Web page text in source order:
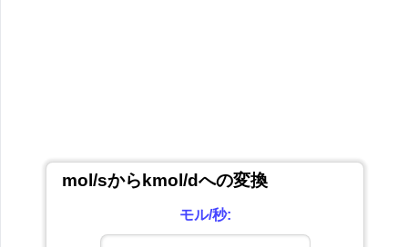
mol/sからkmol/dへの変換
モル/秒: